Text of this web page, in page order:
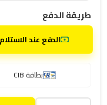
طريقة الدفع
الدفع عند الاستلام
بطاقة CIB